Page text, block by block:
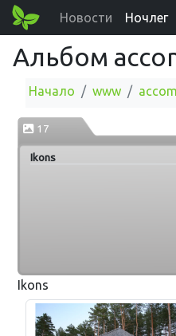
Новости Ночлег
Альбом
Начало www
17
Ikons
Ikons